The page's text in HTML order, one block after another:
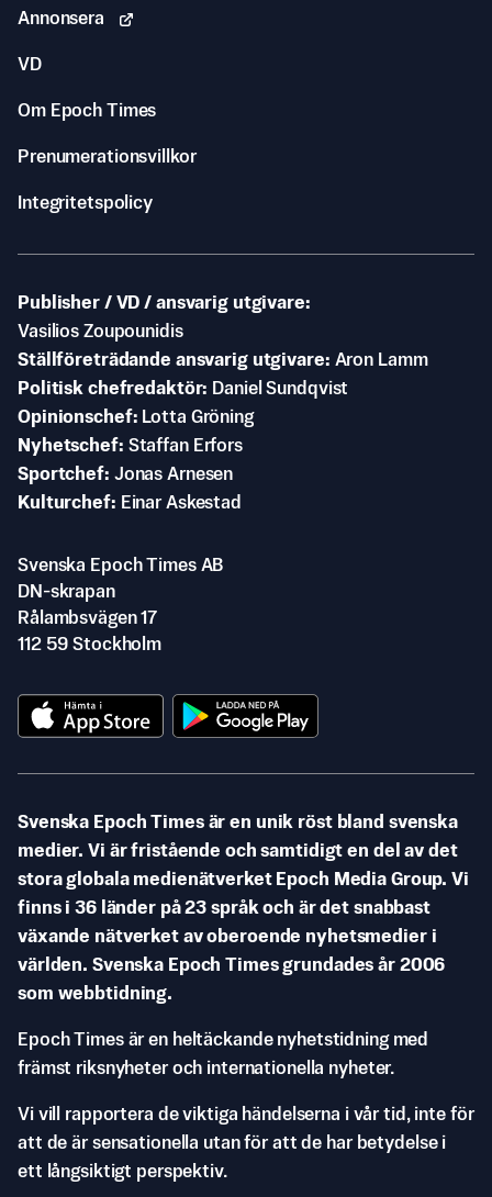
Annonsera
VD
Om Epoch Times
Prenumerationsvillkor
Integritetspolicy
Publisher / VD / ansvarig utgivare
Vasilios Zoupounidis
Ställföreträdande ansvarig utgivare Aron Lamm
Politisk chefredaktör
Daniel Sundqvist
Opinionschef
Lotta Gröning
Nyhetschef Staffan Erfors
Sportchef Jonas Arnesen
Kulturchef
Einar Askestad
Svenska Epoch Times AB
DN-skrapan
Rålambsvägen 17
112 59 Stockholm
Svenska Epoch Times är en unik röst bland svenska
medier. Vi är fristående och samtidigt en del av det
stora globala medienätverket Epoch Media Group. Vi
finns i 36 länder på 23 språk och är det snabbast
växande nätverket av oberoende nyhetsmedier i
världen. Svenska Epoch Times grundades år 2006
som webbtidning.
Epoch Times är en heltäckande nyhetstidning med
främst riksnyheter och internationella nyheter.
Vi vill rapportera de viktiga händelserna i vår tid, inte för
att de är sensationella utan för att de har betydelse i
ett långsiktigt perspektiv.